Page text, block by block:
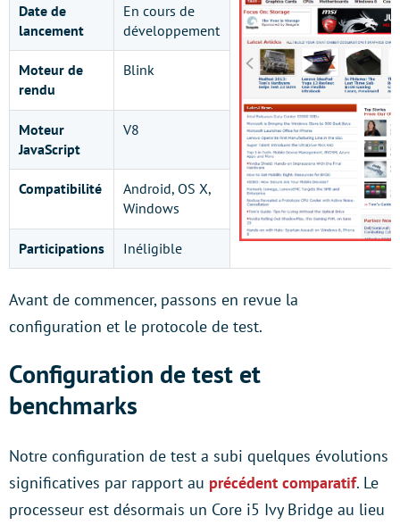
Date de
lancement
En cours de
développement
Moteur de
rendu
Blink
Moteur
JavaScript
V8
Compatibilité
Android, OS X,
Windows
Participations Inéligible
Avant de commencer, passons en revue la
configuration et le protocole de test.
Configuration de test et
benchmarks
Notre configuration de test a subi quelques évolutions
significatives par rapport au précédent comparatif. Le
processeur est désormais un Core i5 Ivy Bridge au lieu